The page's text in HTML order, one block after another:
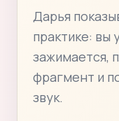
Дарья
практике: вы
зажимается,
фрагмент и
звук.